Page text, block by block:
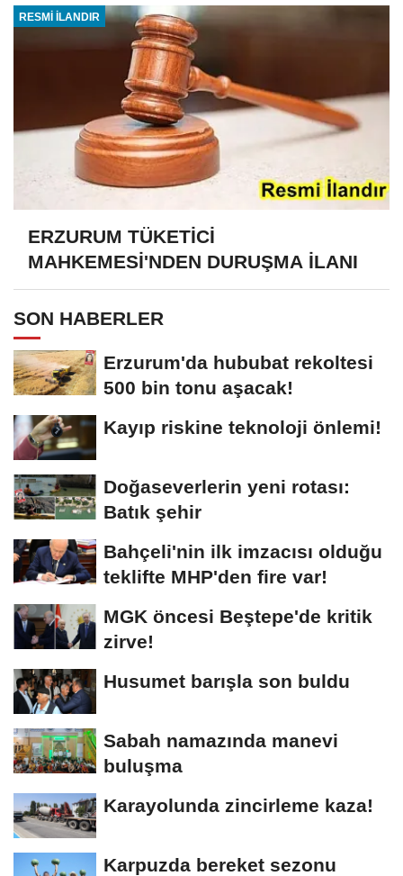
RESMİ İLANDIR
ERZURUM TÜKETİCİ
MAHKEMESİ'NDEN DURUŞMA İLANI
SON HABERLER
Erzurum'da hububat rekoltesi
500 bin tonu aşacak!
Kayıp riskine teknoloji önlemi!
Doğaseverlerin yeni rotası:
Batık şehir
Bahçeli'nin ilk imzacısı olduğu
teklifte MHP'den fire var!
MGK öncesi Beştepe'de kritik
zirve!
Husumet barışla son buldu
Sabah namazında manevi
buluşma
Karayolunda zincirleme kaza!
Karpuzda bereket sezonu